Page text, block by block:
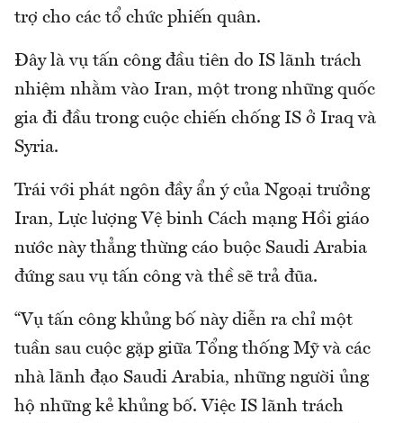
trợ cho các tổ chức phiến quân.
Đây là vụ tấn công đầu tiên do IS lãnh trách
nhiệm nhằm vào Iran, một trong những quốc
gia đi đầu trong cuộc chiến chống IS ở Iraq và
Syria.
Trái với phát ngôn đầy ẩn ý của Ngoại trưởng
Iran, Lực lượng Vệ binh Cách mạng Hồi giáo
nước này thẳng thừng cáo buộc Saudi Arabia
đứng sau vụ tấn công và thề sẽ trả đũa.
“Vụ tấn công khủng bố này diễn ra chỉ một
tuần sau cuộc gặp giữa Tổng thống Mỹ và các
nhà lãnh đạo Saudi Arabia, những người ủng
hộ những kẻ khủng bố. Việc IS lãnh trách